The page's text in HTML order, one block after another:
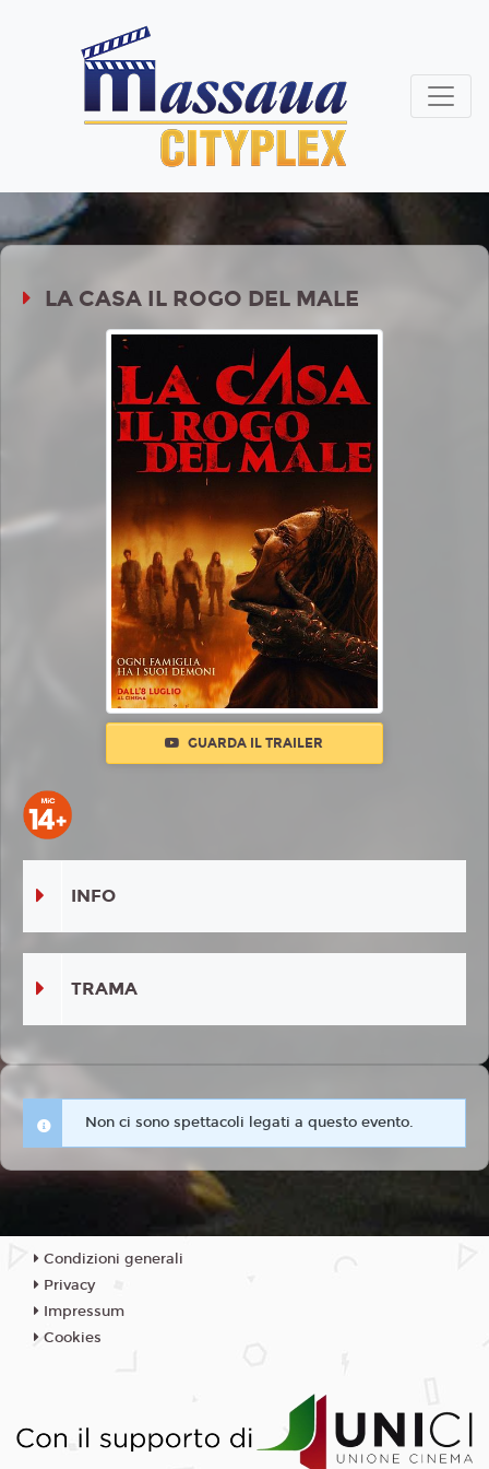
LA CASA IL ROGO DEL MALE
GUARDA IL TRAILER
INFO
TRAMA
Non ci sono spettacoli legati a questo evento.
Condizioni generali
Privacy
Impressum
Cookies